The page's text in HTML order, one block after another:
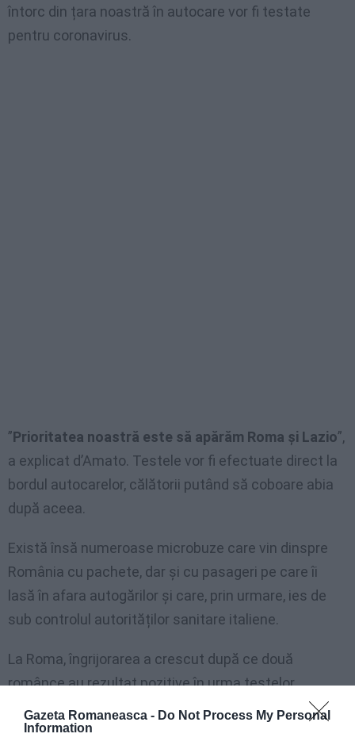
Gazeta Romaneasca - Do Not Process My Personal
Information
întorc din țara noastră în autocare vor fi testate
pentru coronavirus.
”Prioritatea noastră este să apărăm Roma şi Lazio”,
a explicat d’Amato. Testele vor fi efectuate direct la
bordul autocarelor, călătorii putând să coboare abia
după aceea.
Există însă numeroase microbuze care vin dinspre
România cu pachete, dar și cu pasageri pe care îi
lasă în afara autogărilor și care, prin urmare, ies de
sub controlul autorităților sanitare italiene.
La Roma, îngrijorarea a crescut după ce două
românce au rezultat pozitive în urma testelor
efectuate în autogara Tiburtina, după o călătorie de
24 de ore cu un autocar pe traseul Bacău-Roma.